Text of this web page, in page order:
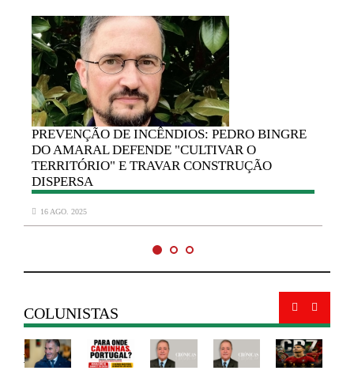
PREVENÇÃO DE INCÊNDIOS: PEDRO BINGRE
DO AMARAL DEFENDE "CULTIVAR O
TERRITÓRIO" E TRAVAR CONSTRUÇÃO
DISPERSA
16 AGO. 2025
COLUNISTAS